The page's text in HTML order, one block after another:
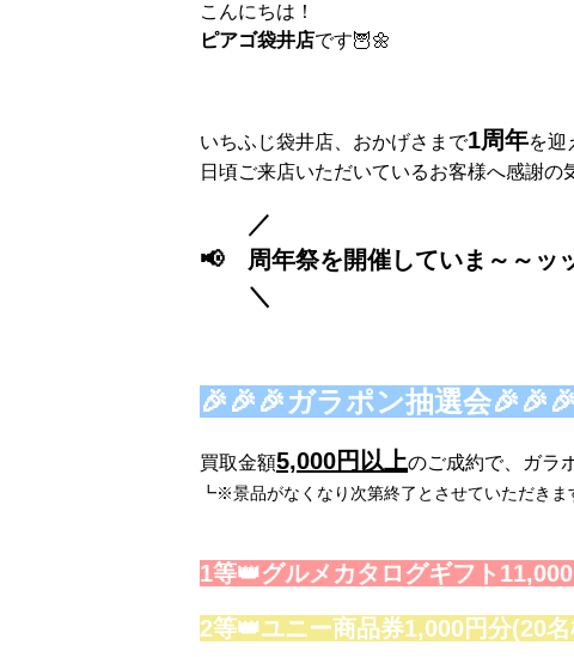
こんにちは！
ピアゴ袋井店です🦉🌼
いちふじ袋井店、おかげさまで1周年を迎
日頃ご来店いただいているお客様へ感謝
／
📢 周年祭を開催していま～～ッ
＼
🎉🎉🎉ガラポン抽選会🎉🎉🎉
買取金額5,000円以上のご成約で、ガラ
┗※景品がなくなり次第終了とさせていただきま
1等👑グルメカタログギフト
2等👑ユニー商品券1,000円分(20